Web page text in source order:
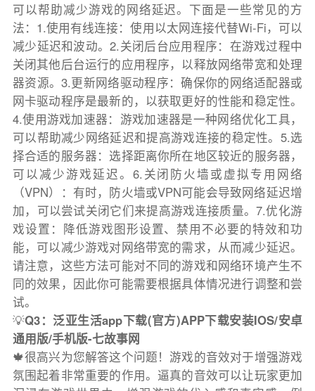
可以帮助减少游戏的网络延迟。下面是一些常见的方
法：1.使用有线连接：使用以太网连接代替Wi-Fi，可以
减少延迟和波动。2.关闭后台应用程序：在游戏过程中
关闭其他后台运行的应用程序，以释放网络带宽和处理
器资源。3.更新网络驱动程序：确保你的网络适配器或
网卡驱动程序是最新的，以获取更好的性能和稳定性。
4.使用游戏加速器：游戏加速器是一种网络优化工具，
可以帮助减少网络延迟和提高游戏连接的稳定性。5.选
择合适的服务器：选择距离你所在地区较近的服务器，
可以减少游戏延迟。6.关闭防火墙或虚拟专用网络
（VPN）：有时，防火墙或VPN可能会导致网络延迟增
加，可以尝试关闭它们来提高游戏连接质量。7.优化游
戏设置：降低游戏图形设置、禁用不必要的特效和功
能，可以减少游戏对网络带宽的需求，从而减少延迟。
请注意，这些方法可能对不同的游戏和网络环境产生不
同的效果，因此你可能需要根据具体情况进行调整和尝
试。
💡Q3：泛亚生活app下载(官方)APP下载安装IOS/安卓
通用版/手机版-七故事网
🍁很高兴为您解答这个问题！游戏的音效对于增强游戏
氛围起着非常重要的作用。逼真的音效可以让玩家更加